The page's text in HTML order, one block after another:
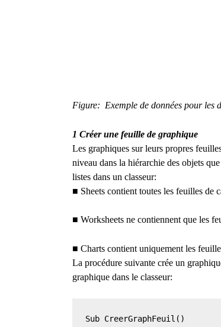
Figure: Exemple de données pour les
1 Créer une feuille de graphique
Les graphiques sur leurs propres
niveau dans la hiérarchie des objets
listes dans un classeur:
■ Sheets contient toutes les feuilles de
■ Worksheets ne contiennent que les
■ Charts contient uniquement les
La procédure suivante crée un
graphique dans le classeur:
Sub CreerGraphFeuil()